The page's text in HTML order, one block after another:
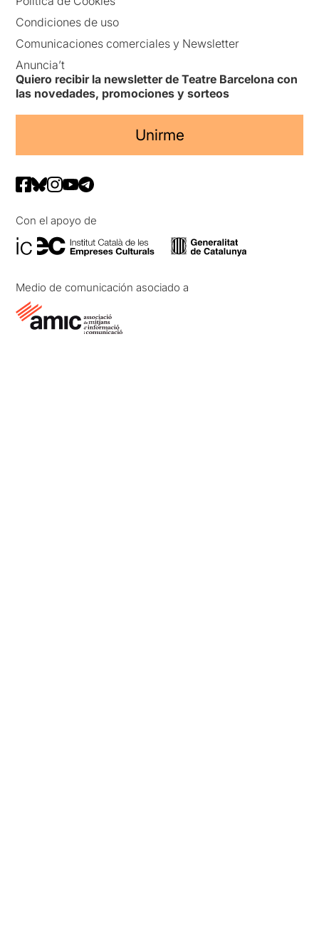
Condiciones de uso
Comunicaciones comerciales y Newsletter
Anuncia’t
Quiero recibir la newsletter de Teatre Barcelona con
las novedades, promociones y sorteos
Unirme
Con el apoyo de
Medio de comunicación asociado a